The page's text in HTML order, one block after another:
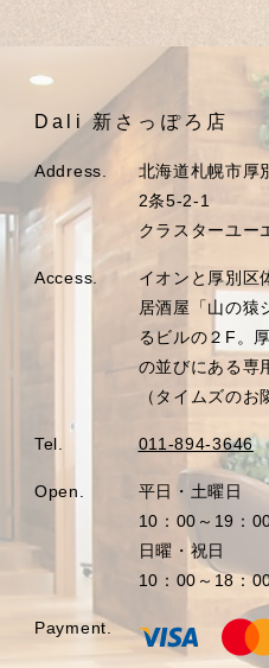
Dali 新さっぽろ店
Address.
北海道札幌市厚
2条5-2-1
クラスターユ
Access.
イオンと厚別区
居酒屋「山の猿
るビルの２F。
の並びにある専
（タイムズのお
Tel. 011-894-3646
Open.
平日・土曜日
10：00～19：
日曜・祝日
10：00～18：
Payment.